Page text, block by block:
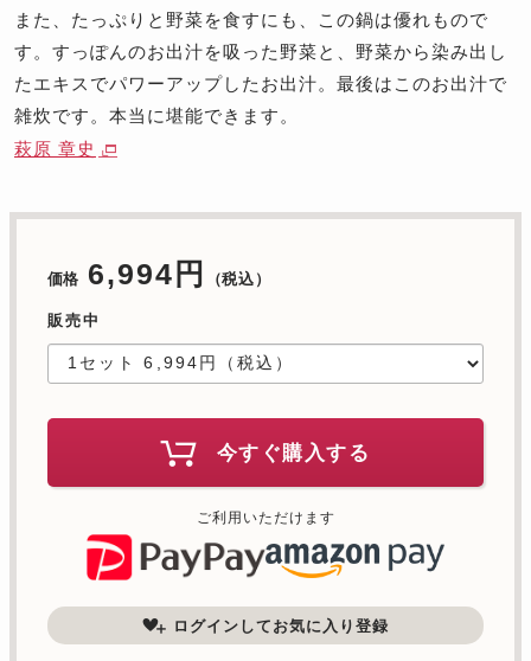
また、たっぷりと野菜を食すにも、この鍋は優れもので
す。すっぽんのお出汁を吸った野菜と、野菜から染み出し
たエキスでパワーアップしたお出汁。最後はこのお出汁で
雑炊です。本当に堪能できます。
萩原 章史
価格 6,994円 （税込）
販売中
今すぐ購入する
ご利用いただけます
ログインしてお気に入り登録